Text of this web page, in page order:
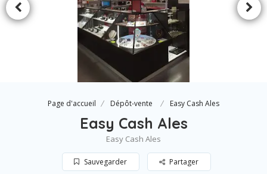
Page d'accueil Dépôt-vente Easy Cash Ales
Easy Cash Ales
Easy Cash Ales
Sauvegarder Partager